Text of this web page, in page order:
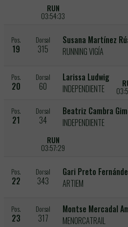
RUN
03:54:33
Pos.
19
Dorsal
315
Susana Martínez
RUNNING VIGÍA
Pos.
20
Dorsal
60
Larissa Ludwig
INDEPENDIENTE
Pos.
21
Dorsal
34
Beatriz Cambra
INDEPENDIENTE
RUN
03:57:29
Pos.
22
Dorsal
343
Gari Preto
ARTIEM
Pos.
23
Dorsal
317
Montse Mercadal
MENORCATRAIL